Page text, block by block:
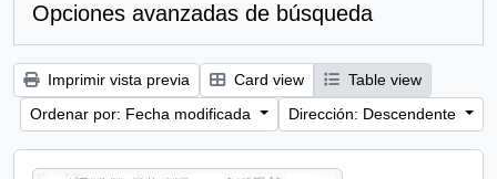
Opciones avanzadas de búsqueda
Imprimir vista previa Card view
Table view
Ordenar por: Fecha modificada
Dirección: Descendente